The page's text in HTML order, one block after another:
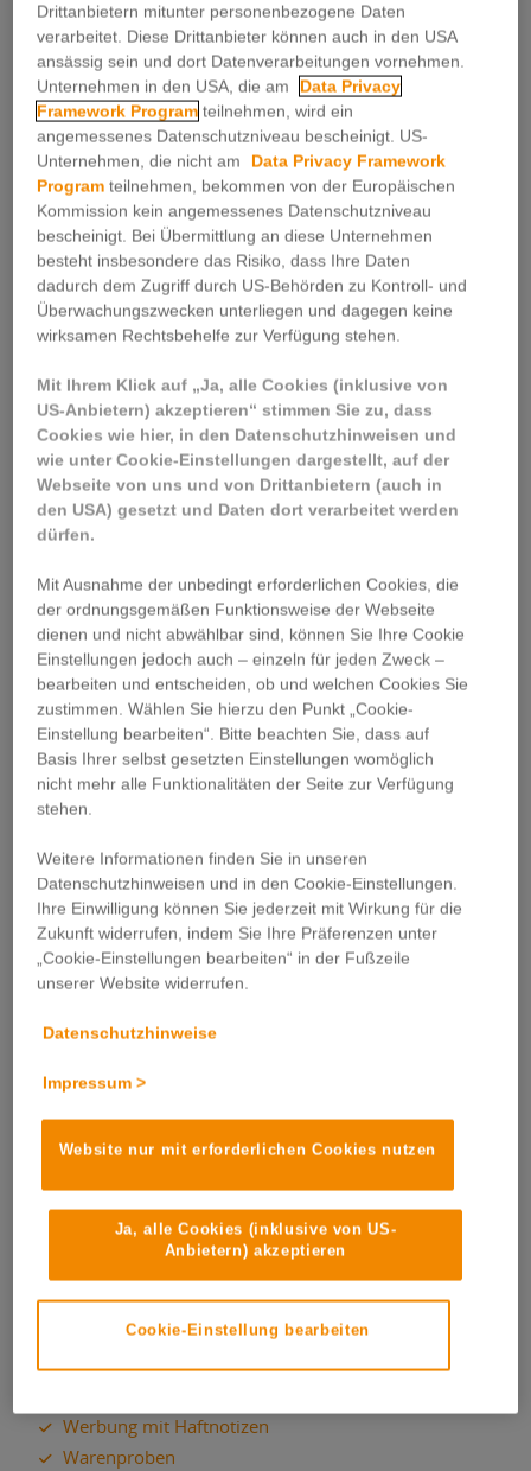
WARUM UNADRESSIERTE WERBUNG?
JETZT ANFRAGEN!
in ganz Wien
Werbung wirksam machen
Wir stehen für hoheWerbewirkungIhrer Prospekte
und Flugblätter: Studien zeigen, dass die
liebsten daheim in den Briefkasten bekommen – wir
sorgen dafür, dass Ihr Werbemittel in ordentlichem
Zustand bei den Empfänger*innen ankommt.
Erfahren Sie mehr zu:
Verteilgebieten
Kosten
Alternative Werbeformen
Mit klassischen „Postwufsendungen“ wie Prospekt und
Flugblatt sind unsere Möglichkeiten der
– erfahren Sie mehr zu:
Werbung mit Haftnotizen
Warenproben
Drittanbietern mitunter personenbezogene Daten
verarbeitet. Diese Drittanbieter können auch in den USA
ansässig sein und dort Datenverarbeitungen vornehmen.
Unternehmen in den USA, die am
Data Privacy
Framework Program teilnehmen, wird ein
angemessenes Datenschutzniveau bescheinigt. US-
Unternehmen, die nicht am
Data Privacy Framework
Program teilnehmen, bekommen von der Europäischen
Kommission kein angemessenes Datenschutzniveau
bescheinigt. Bei Übermittlung an diese Unternehmen
besteht insbesondere das Risiko, dass Ihre Daten
dadurch dem Zugriff durch US-Behörden zu Kontroll- und
Überwachungszwecken unterliegen und dagegen keine
wirksamen Rechtsbehelfe zur Verfügung stehen.
Mit Ihrem Klick auf „Ja, alle Cookies (inklusive von
US-Anbietern) akzeptieren“ stimmen Sie zu, dass
Cookies wie hier, in den Datenschutzhinweisen und
wie unter Cookie-Einstellungen dargestellt, auf der
Webseite von uns und von Drittanbietern (auch in
den USA) gesetzt und Daten dort verarbeitet werden
dürfen.
Mit Ausnahme der unbedingt erforderlichen Cookies, die
der ordnungsgemäßen Funktionsweise der Webseite
dienen und nicht abwählbar sind, können Sie Ihre Cookie
Einstellungen jedoch auch – einzeln für jeden Zweck –
bearbeiten und entscheiden, ob und welchen Cookies Sie
zustimmen. Wählen Sie hierzu den Punkt „Cookie-
Einstellung bearbeiten“. Bitte beachten Sie, dass auf
Basis Ihrer selbst gesetzten Einstellungen womöglich
nicht mehr alle Funktionalitäten der Seite zur Verfügung
stehen.
Weitere Informationen finden Sie in unseren
Datenschutzhinweisen und in den Cookie-Einstellungen.
Ihre Einwilligung können Sie jederzeit mit Wirkung für die
Zukunft widerrufen, indem Sie Ihre Präferenzen unter
„Cookie-Einstellungen bearbeiten“ in der Fußzeile
unserer Website widerrufen.
Datenschutzhinweise
Impressum >
Website nur mit erforderlichen Cookies nutzen
Ja, alle Cookies (inklusive von US-
Anbietern) akzeptieren
Cookie-Einstellung bearbeiten